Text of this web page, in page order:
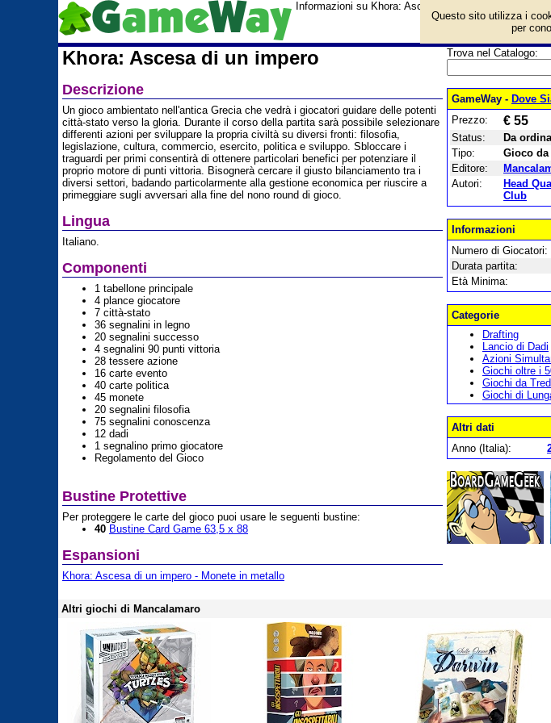
Informazioni su Khora: Ascesa di un impero e prezzo
Khora: Ascesa di un impero
Descrizione
Un gioco ambientato nell'antica Grecia che vedrà i giocatori guidare delle potenti
città-stato verso la gloria. Durante il corso della partita sarà possibile selezionare
differenti azioni per sviluppare la propria civiltà su diversi fronti: filosofia,
legislazione, cultura, commercio, esercito, politica e sviluppo. Sbloccare i
traguardi per primi consentirà di ottenere particolari benefici per potenziare il
proprio motore di punti vittoria. Bisognerà cercare il giusto bilanciamento tra i
diversi settori, badando particolarmente alla gestione economica per riuscire a
primeggiare sugli avversari alla fine del nono round di gioco.
Lingua
Italiano.
Componenti
1 tabellone principale
4 plance giocatore
7 città-stato
36 segnalini in legno
20 segnalini successo
4 segnalini 90 punti vittoria
28 tessere azione
16 carte evento
40 carte politica
45 monete
20 segnalini filosofia
75 segnalini conoscenza
12 dadi
1 segnalino primo giocatore
Regolamento del Gioco
Bustine Protettive
Per proteggere le carte del gioco puoi usare le seguenti bustine:
40 Bustine Card Game 63,5 x 88
Espansioni
Khora: Ascesa di un impero - Monete in metallo
Trova nel Catalogo:
GameWay - Dove
Prezzo:
€ 55
Status:
Da
Tipo:
Gioco da
Editore:
Autori:
Head
Club
Informazioni
Numero di Giocatori:
Durata partita:
Età Minima:
Categorie
Drafting
Lancio di Dadi
Azioni
Giochi oltre i
Giochi da
Giochi di
Altri dati
Anno (Italia):
Altri giochi di Mancalamaro
Questo sito utilizza i
per